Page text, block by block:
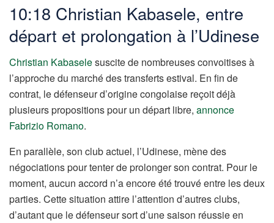
10:18 Christian Kabasele, entre
départ et prolongation à l’Udinese
Christian Kabaselesuscite de nombreuses convoitises à
l’approche du marché des transferts estival. En fin de
contrat, le défenseur d’origine congolaise reçoit déjà
plusieurs propositions pour un départ libre, annonce
Fabrizio Romano.
En parallèle, son club actuel, l’Udinese, mène des
négociations pour tenter de prolonger son contrat. Pour le
moment, aucun accord n’a encore été trouvé entre les deux
parties. Cette situation attire l’attention d’autres clubs,
d’autant que le défenseur sort d’une saison réussie en